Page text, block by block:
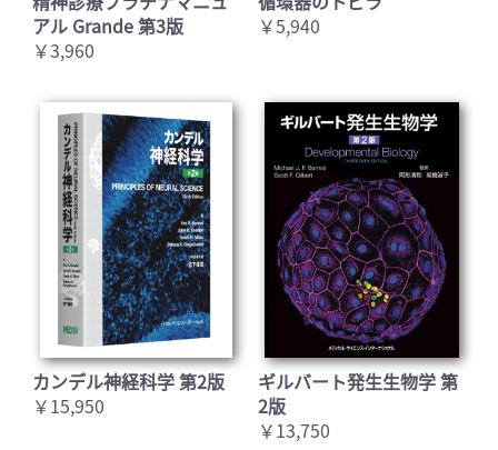
アル Grande 第3版
￥3,960
￥5,940
カンデル神経科学 第2版
￥15,950
ギルバート発生生物学 第
2版
￥13,750